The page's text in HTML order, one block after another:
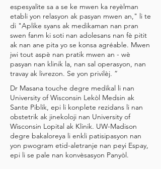
espesyalite sa a se ke mwen ka reyèlman
etabli yon relasyon ak pasyan mwen an," li te
di "Aplike syans ak medikaman nan pran
swen fanm ki soti nan adolesans nan fè pitit
ak nan ane pita yo se konsa agréable. Mwen
jwi tout aspè nan pratik mwen an - wè
pasyan nan klinik la, nan sal operasyon, nan
travay ak livrezon. Se yon privilèj. ”
Dr Masana touche degre medikal li nan
University of Wisconsin Lekòl Medsin ak
Sante Piblik, epi li konplete rezidans li nan
obstetrik ak jinekoloji nan University of
Wisconsin Lopital ak Klinik. UW-Madison
degre bakaloreya li enkli patisipasyon nan
yon pwogram etid-aletranje nan peyi Espay,
epi li se pale nan konvèsasyon Panyòl.